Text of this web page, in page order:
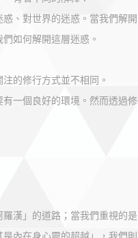
、對世界的迷惑。當我們解
如何解開這層迷惑。
的修行方式並不相同。
一個良好的環境。然而透過
漢」的道路；當我們重視的